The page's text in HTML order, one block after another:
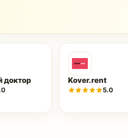
доктор Kover.rent
5.0